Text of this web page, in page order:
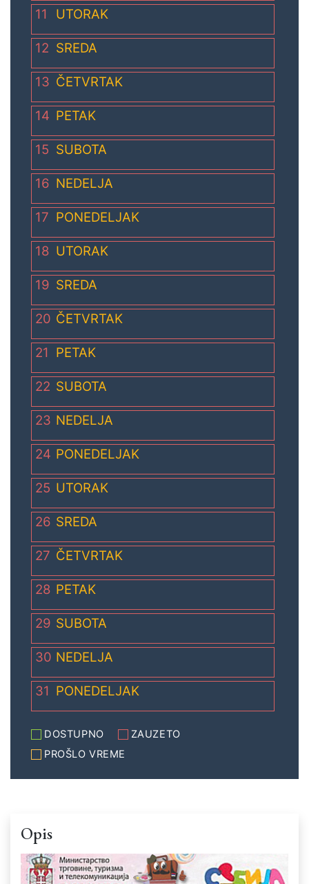
11 UTORAK
12 SREDA
13 ČETVRTAK
14 PETAK
15 SUBOTA
16 NEDELJA
17 PONEDELJAK
18 UTORAK
19 SREDA
20 ČETVRTAK
21 PETAK
22 SUBOTA
23 NEDELJA
24 PONEDELJAK
25 UTORAK
26 SREDA
27 ČETVRTAK
28 PETAK
29 SUBOTA
30 NEDELJA
31 PONEDELJAK
DOSTUPNO
ZAUZETO
PROŠLO VREME
Opis